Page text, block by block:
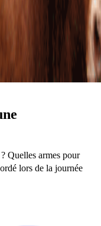
Quelles armes pour
lors de la journée